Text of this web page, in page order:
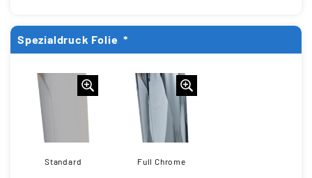
Spezialdruck Folie *
Standard Full Chrome